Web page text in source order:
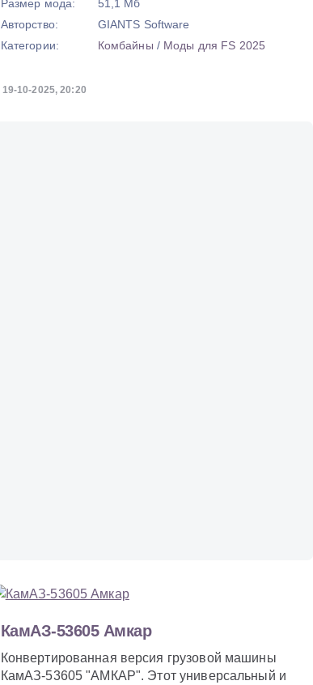
Размер мода:
51,1 Мб
Авторство:
GIANTS Software
Категории:
Комбайны / Моды для FS 2025
19-10-2025, 20:20
КамАЗ-53605 Амкар
Конвертированная версия грузовой машины
КамАЗ-53605 "АМКАР". Этот универсальный и